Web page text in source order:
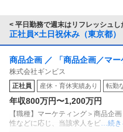
< 平日勤務で週末はリフレッシュ
正社員×土日祝休み（東京都）
商品企画 ／ 「商品企画／マ
子どうぶつ」でお馴染みのお
ココーン」「アスパラガス」
日祝休み／転勤なし／勤務地
株式会社ギンビス
正社員 産休・育休実績あり 転勤
年収800万円〜1,200万円
【職種】マーケティング＞商品企
性などに応じ、当該求人をビ…続き